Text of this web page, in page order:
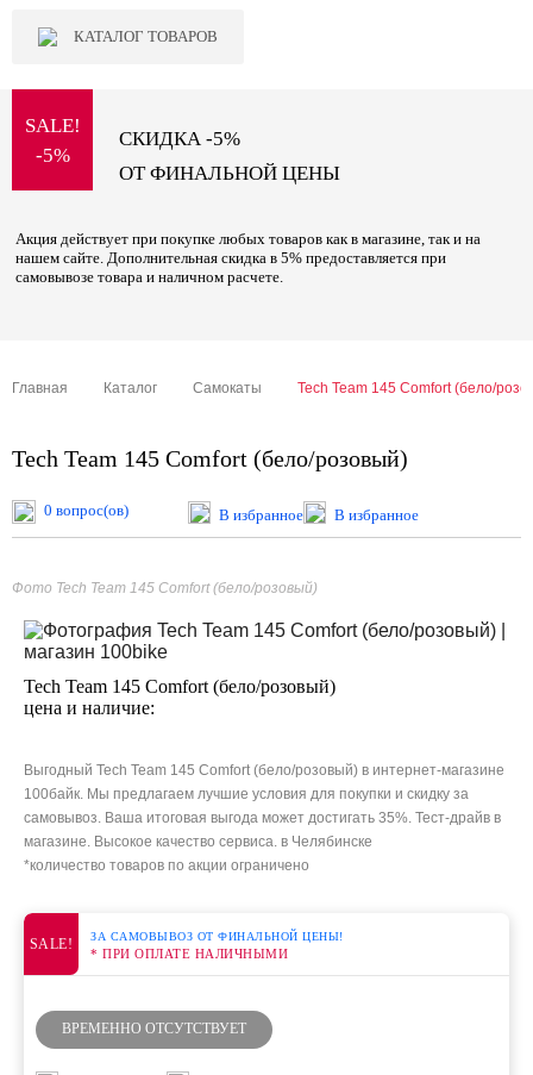
КАТАЛОГ ТОВАРОВ
SALE!
-5%
СКИДКА -5%
ОТ ФИНАЛЬНОЙ ЦЕНЫ
Акция действует при покупке любых товаров как в магазине, так и на
нашем сайте. Дополнительная скидка в 5% предоставляется при
самовывозе товара и наличном расчете.
Главная Каталог Самокаты Tech Team 145 Comfort (бело/
Tech Team 145 Comfort (бело/розовый)
0 вопрос(ов) В избранное В избранное
Фото Tech Team 145 Comfort (бело/розовый)
Tech Team 145 Comfort (бело/розовый)
цена и наличие:
Выгодный Tech Team 145 Comfort (бело/розовый) в интернет-магазине
100байк. Мы предлагаем лучшие условия для покупки и скидку за
самовывоз. Ваша итоговая выгода может достигать 35%. Тест-драйв в
магазине. Высокое качество сервиса. в Челябинске
*количество товаров по акции ограничено
SALE! ЗА САМОВЫВОЗ ОТ ФИНАЛЬНОЙ ЦЕНЫ!
* ПРИ ОПЛАТЕ НАЛИЧНЫМИ
ВРЕМЕННО ОТСУТСТВУЕТ